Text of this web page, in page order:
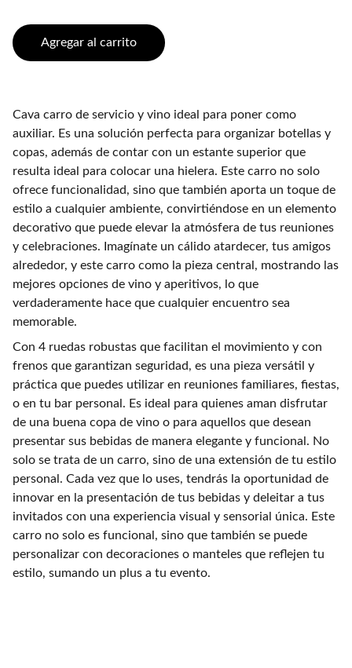
Agregar al carrito
Cava carro de servicio y vino ideal para poner como
auxiliar. Es una solución perfecta para organizar botellas y
copas, además de contar con un estante superior que
resulta ideal para colocar una hielera. Este carro no solo
ofrece funcionalidad, sino que también aporta un toque de
estilo a cualquier ambiente, convirtiéndose en un elemento
decorativo que puede elevar la atmósfera de tus reuniones
y celebraciones. Imagínate un cálido atardecer, tus amigos
alrededor, y este carro como la pieza central, mostrando las
mejores opciones de vino y aperitivos, lo que
verdaderamente hace que cualquier encuentro sea
memorable.
Con 4 ruedas robustas que facilitan el movimiento y con
frenos que garantizan seguridad, es una pieza versátil y
práctica que puedes utilizar en reuniones familiares, fiestas,
o en tu bar personal. Es ideal para quienes aman disfrutar
de una buena copa de vino o para aquellos que desean
presentar sus bebidas de manera elegante y funcional. No
solo se trata de un carro, sino de una extensión de tu estilo
personal. Cada vez que lo uses, tendrás la oportunidad de
innovar en la presentación de tus bebidas y deleitar a tus
invitados con una experiencia visual y sensorial única. Este
carro no solo es funcional, sino que también se puede
personalizar con decoraciones o manteles que reflejen tu
estilo, sumando un plus a tu evento.